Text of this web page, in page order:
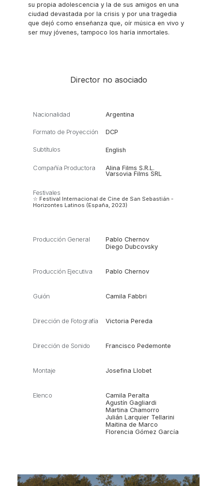
su propia adolescencia y la de sus amigos en una
ciudad devastada por la crisis y por una tragedia
que dejó como enseñanza que, oír música en vivo y
ser muy jóvenes, tampoco los haría inmortales.
Director no asociado
Nacionalidad Argentina
Formato de Proyección DCP
Subtítulos English
Compañía Productora
Alina Films S.R.L.
Varsovia Films SRL
Festivales
☆ Festival Internacional de Cine de San Sebastián -
Horizontes Latinos (España, 2023)
Producción General
Pablo Chernov
Diego Dubcovsky
Producción Ejecutiva Pablo Chernov
Guión Camila Fabbri
Dirección de Fotografía Victoria Pereda
Dirección de Sonido Francisco Pedemonte
Montaje Josefina Llobet
Elenco
Camila Peralta
Agustín Gagliardi
Martina Chamorro
Julián Larquier Tellarini
Maitina de Marco
Florencia Gómez García